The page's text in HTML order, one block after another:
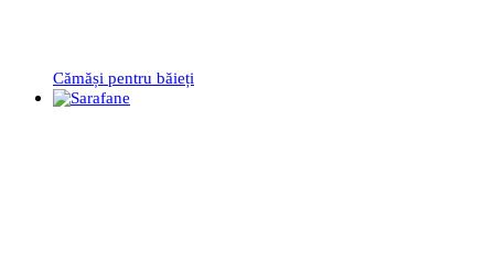
Cămăși pentru băieți